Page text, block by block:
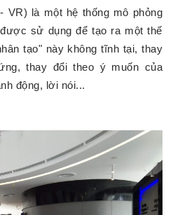
VR) là một hệ thống mô phỏng
sử dụng để tạo ra một thế
tạo" này không tĩnh tại, thay
thay đổi theo ý muốn của
động, lời nói...